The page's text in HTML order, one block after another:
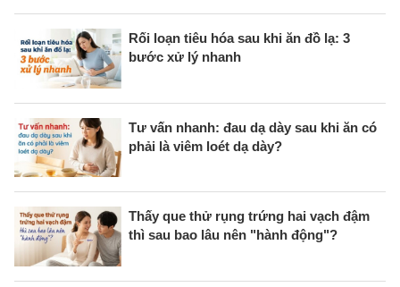
Rối loạn tiêu hóa sau khi ăn đồ lạ: 3
bước xử lý nhanh
Tư vấn nhanh: đau dạ dày sau khi ăn có
phải là viêm loét dạ dày?
Thấy que thử rụng trứng hai vạch đậm
thì sau bao lâu nên "hành động"?